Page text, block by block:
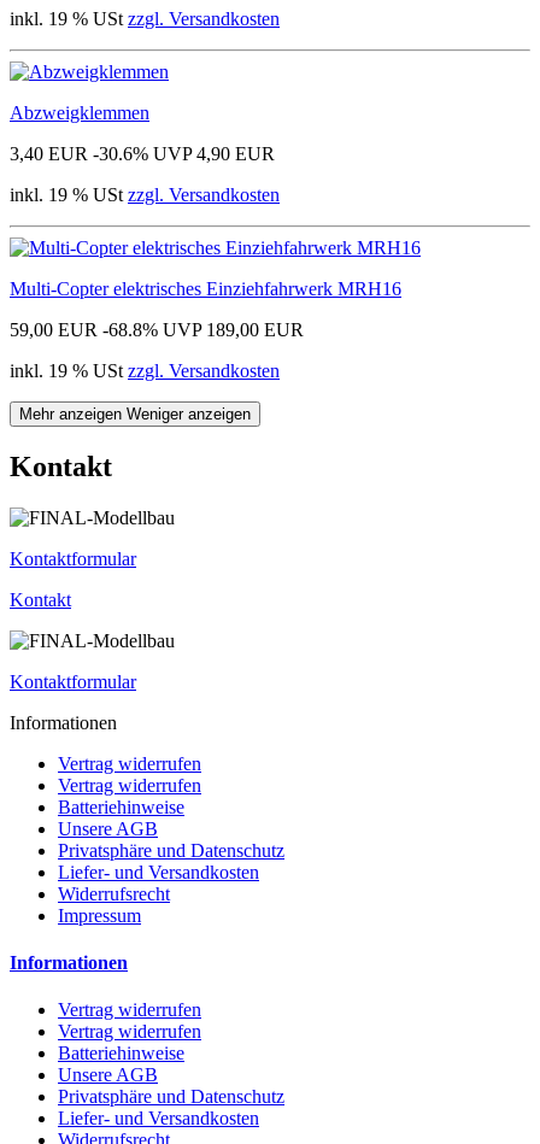
inkl. 19 % USt zzgl. Versandkosten
Abzweigklemmen
3,40 EUR -30.6% UVP 4,90 EUR
inkl. 19 % USt zzgl. Versandkosten
Multi-Copter elektrisches Einziehfahrwerk MRH16
59,00 EUR -68.8% UVP 189,00 EUR
inkl. 19 % USt zzgl. Versandkosten
Mehr anzeigen Weniger anzeigen
Kontakt
Kontaktformular
Kontakt
Kontaktformular
Informationen
Vertrag widerrufen
Vertrag widerrufen
Batteriehinweise
Unsere AGB
Privatsphäre und Datenschutz
Liefer- und Versandkosten
Widerrufsrecht
Impressum
Informationen
Vertrag widerrufen
Vertrag widerrufen
Batteriehinweise
Unsere AGB
Privatsphäre und Datenschutz
Liefer- und Versandkosten